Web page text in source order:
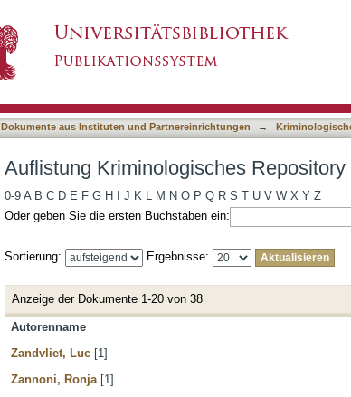
Dokumente aus Instituten und Partnereinrichtungen →
Auflistung Kriminologisches Repository
0-9 A B C D E F G H J K L M N O P Q R S T U V W X Y Z
Oder geben Sie die ersten Buchstaben ein:
Sortierung: Ergebnisse:
Anzeige der Dokumente 1-20 von 38
Autorenname
Zandvliet, Luc [1]
Zannoni, Ronja [1]